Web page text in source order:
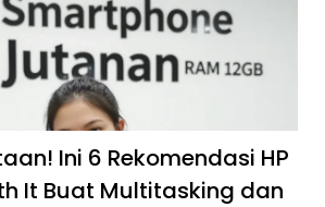
Ini 6 Rekomendasi HP
It Buat Multitasking dan